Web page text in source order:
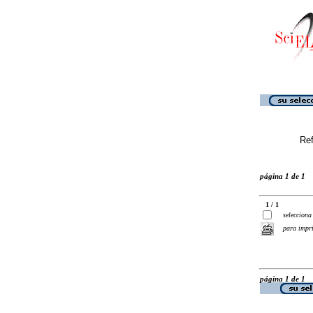
página 1 de 1
1 / 1
selecciona
para
página 1 de 1